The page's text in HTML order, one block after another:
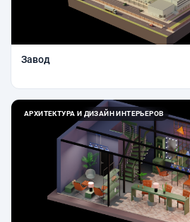
Завод
АРХИТЕКТУРА И ДИЗАЙН ИНТЕРЬЕРОВ